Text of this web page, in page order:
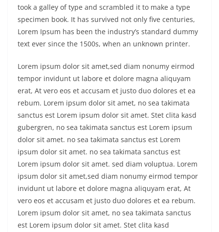
took a galley of type and scrambled it to make a type
specimen book. It has survived not only five centuries,
Lorem Ipsum has been the industry’s standard dummy
text ever since the 1500s, when an unknown printer.
Lorem ipsum dolor sit amet,sed diam nonumy eirmod
tempor invidunt ut labore et dolore magna aliquyam
erat, At vero eos et accusam et justo duo dolores et ea
rebum. Lorem ipsum dolor sit amet, no sea takimata
sanctus est Lorem ipsum dolor sit amet. Stet clita kasd
gubergren, no sea takimata sanctus est Lorem ipsum
dolor sit amet. no sea takimata sanctus est Lorem
ipsum dolor sit amet. no sea takimata sanctus est
Lorem ipsum dolor sit amet. sed diam voluptua. Lorem
ipsum dolor sit amet,sed diam nonumy eirmod tempor
invidunt ut labore et dolore magna aliquyam erat, At
vero eos et accusam et justo duo dolores et ea rebum.
Lorem ipsum dolor sit amet, no sea takimata sanctus
est Lorem ipsum dolor sit amet. Stet clita kasd